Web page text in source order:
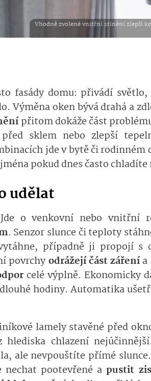
Vhodně zvolené vnitřní stínění zlepší
fasády domu: přivádí
Výměna oken bývá drahá a
přitom dokáže část
sklem nebo zlepší
jde v bytě či rodinném
pokud dnes často
udělat
Jde o venkovní nebo vnitřní
. Senzor slunce či teploty
případně ji propojí s
povrchyodrážejí část zářenía
celé výplně. Ekonomicky
hodiny. Automatika
lamely stavěné před
chlazení
ale nevpouštíte přímé
nechat pootevřené apustit